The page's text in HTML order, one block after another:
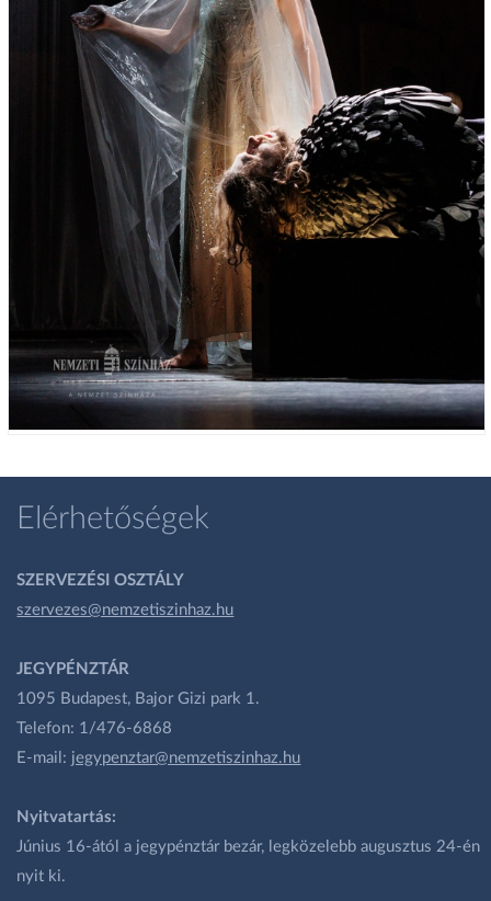
Elérhetőségek
SZERVEZÉSI OSZTÁLY
szervezes@nemzetiszinhaz.hu
JEGYPÉNZTÁR
1095 Budapest, Bajor Gizi park 1.
Telefon: 1/476-6868
E-mail: jegypenztar@nemzetiszinhaz.hu
Nyitvatartás:
Június 16-ától a jegypénztár bezár, legközelebb augusztus 24-én
nyit ki.